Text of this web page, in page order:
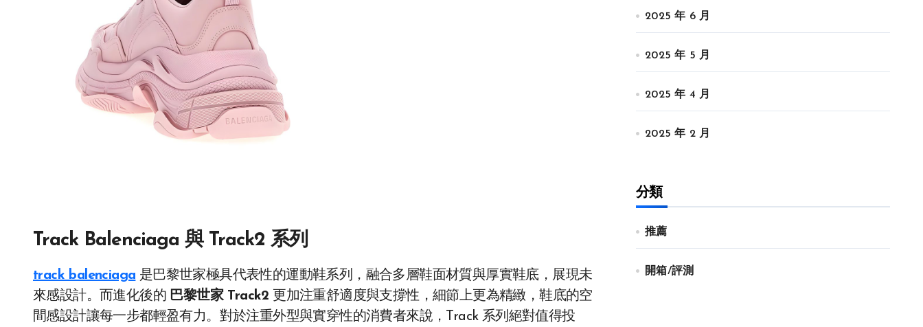
Track Balenciaga 與 Track2 系列
track balenciaga 是巴黎世家極具代表性的運動鞋系列，融合多層鞋面材質與厚實鞋底，展現未
來感設計。而進化後的 巴黎世家 Track2 更加注重舒適度與支撐性，細節上更為精緻，鞋底的空
間感設計讓每一步都輕盈有力。對於注重外型與實穿性的消費者來說，Track 系列絕對值得投
2025 年 6 月
2025 年 5 月
2025 年 4 月
2025 年 2 月
分類
推薦
開箱/評測